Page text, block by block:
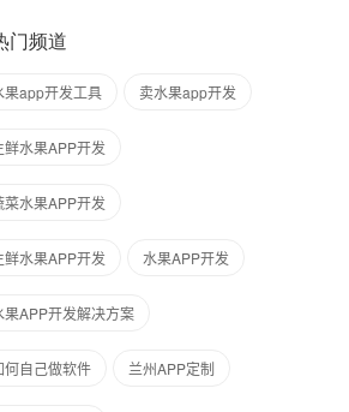
门频道
果app开发工具 卖水果app开发
鲜水果APP开发
菜水果APP开发
鲜水果APP开发 水果APP开发
果APP开发解决方案
何自己做软件 兰州APP定制